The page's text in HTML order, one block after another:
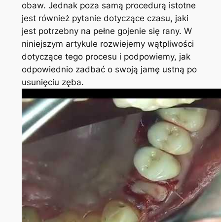
obaw. ‍Jednak poza samą procedurą istotne
jest również pytanie dotyczące⁤ czasu, jaki
jest⁣ potrzebny na pełne⁢ gojenie się‍ rany. W
niniejszym artykule rozwiejemy wątpliwości‌
dotyczące tego procesu i podpowiemy, jak
odpowiednio zadbać o swoją jamę ustną po
usunięciu zęba.